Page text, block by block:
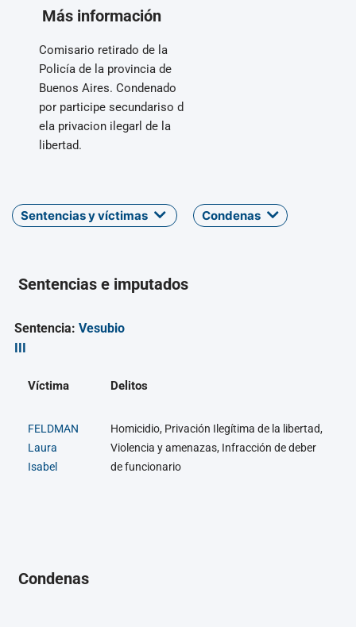
Más información
Comisario retirado de la
Policía de la provincia de
Buenos Aires. Condenado
por participe secundariso d
ela privacion ilegarl de la
libertad.
Sentencias y víctimas Condenas
Sentencias e imputados
Sentencia:Vesubio
III
Víctima Delitos
FELDMAN
Laura
Isabel
Homicidio, Privación Ilegítima de la libertad,
Violencia y amenazas, Infracción de deber
de funcionario
Condenas